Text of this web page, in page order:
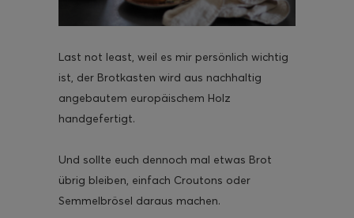
Last not least, weil es mir persönlich wichtig
ist, der Brotkasten wird aus nachhaltig
angebautem europäischem Holz
handgefertigt.
Und sollte euch dennoch mal etwas Brot
übrig bleiben, einfach Croutons oder
Semmelbrösel daraus machen.